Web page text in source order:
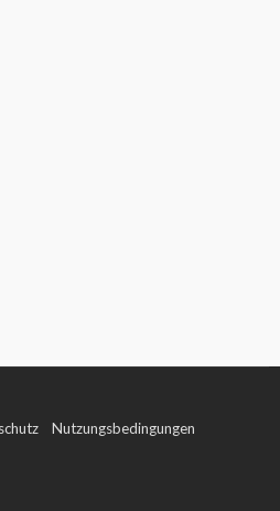
Nutzungsbedingungen